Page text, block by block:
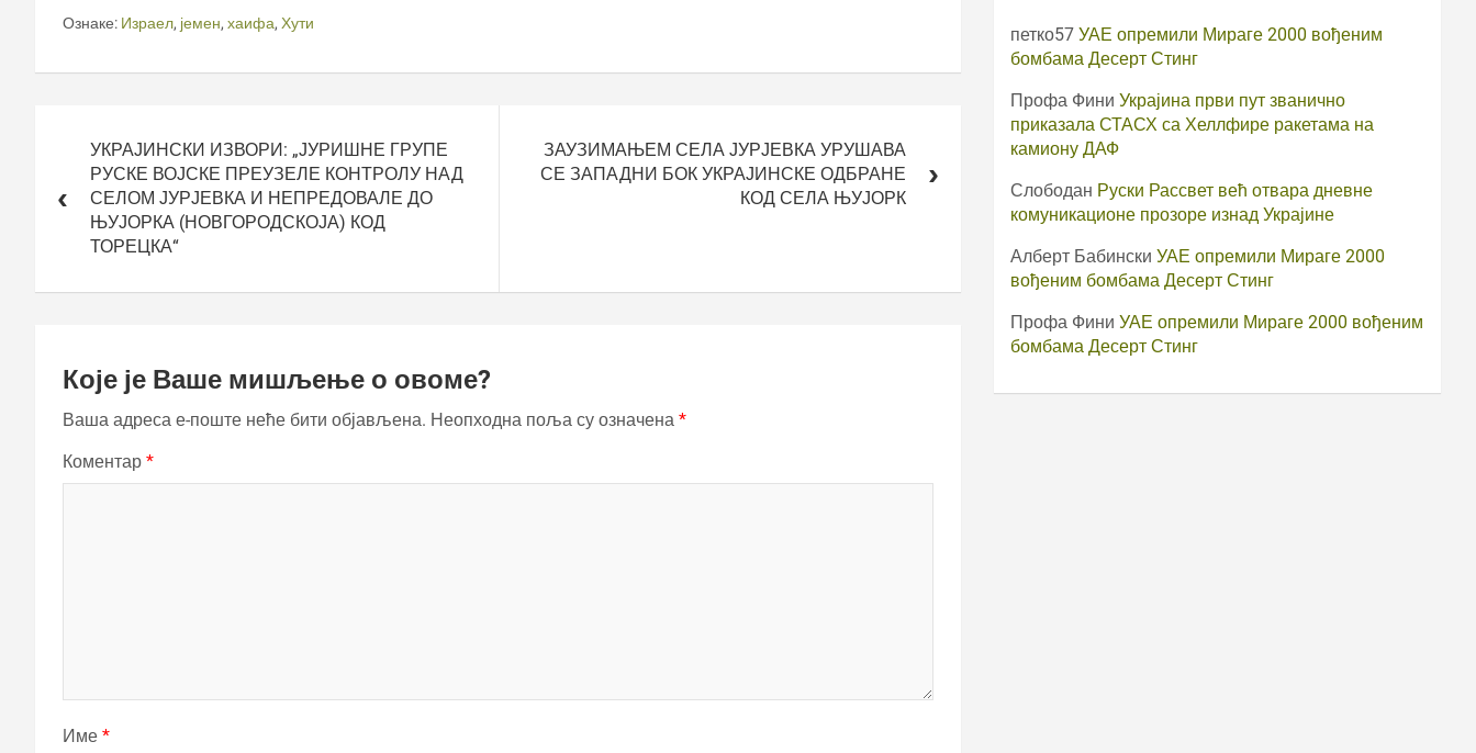
Ознаке: Израел, јемен, хаифа, Хути
чланкаУКРАЈИНСКИ ИЗВОРИ: „ЈУРИШНЕ ГРУПЕ
РУСКЕ ВОЈСКЕ ПРЕУЗЕЛЕ КОНТРОЛУ НАД
СЕЛОМ ЈУРЈЕВКА И НЕПРЕДОВАЛЕ ДО
ЊУЈОРКА (НОВГОРОДСКОЈА) КОД
ТОРЕЦКА“
ЗАУЗИМАЊЕМ СЕЛА ЈУРЈЕВКА УРУШАВА
СЕ ЗАПАДНИ БОК УКРАЈИНСКЕ ОДБРАНЕ
КОД СЕЛА ЊУЈОРК
Које је Ваше мишљење о овоме?
Ваша адреса е-поште неће бити објављена. Неопходна поља су означена *
Коментар *
Име *
петко57 УАЕ опремили Мираге 2000 вођеним
бомбама Десерт Стинг
Профа Фини Украјина први пут званично
приказала СТАСХ са Хеллфире ракетама на
камиону ДАФ
Слободан Руски Рассвет већ отвара дневне
комуникационе прозоре изнад Украјине
Алберт Бабински УАЕ опремили Мираге 2000
вођеним бомбама Десерт Стинг
Профа Фини УАЕ опремили Мираге 2000 вођеним
бомбама Десерт Стинг